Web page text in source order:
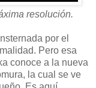
resolución.
por el
Pero esa
conoce a la nueva
la cual se ve